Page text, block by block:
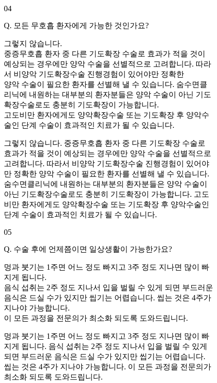
04
Q. 모든 무호흡 환자에게 가능한 것인가요?
그렇지 않습니다.
중증무호흡 환자 중 다른 기도확장 수술로 효과가 적을 것이
예상되는 경우에만 양악 수술을 선별적으로 고려합니다. 따라
서 비양악 기도확장수술 진행경험이 있어야만 정확한
양악 수술이 필요한 환자를 선별해 낼 수 있습니다. 숨수면클
리닉에 내원하는 대부분의 환자분들은 양악 수술이 아닌 기도
확장수술로도 충분히 기도확장이 가능합니다.
고도비만 환자에게도 양악확장수술 또는 기도확장 후 양악수
술인 단계 수술이 효과적인 치료가 될 수 있습니다.
그렇지 않습니다. 중증무호흡 환자 중 다른 기도확장 수술로
효과가 적을 것이 예상되는 경우에만 양악 수술을 선별적으로
고려합니다. 따라서 비양악 기도확장수술 진행경험이 있어야
만 정확한 양악 수술이 필요한 환자를 선별해 낼 수 있습니다.
숨수면클리닉에 내원하는 대부분의 환자분들은 양악 수술이
아닌 기도확장수술로도 충분히 기도확장이 가능합니다. 고도
비만 환자에게도 양악확장수술 또는 기도확장 후 양악수술인
단계 수술이 효과적인 치료가 될 수 있습니다.
05
Q. 수술 후에 언제쯤이면 일상생활이 가능한가요?
멍과 붓기는 1주면 어느 정도 빠지고 3주 정도 지나면 많이 빠
지게 됩니다.
음식 섭취는 2주 정도 지나서 입을 벌릴 수 있게 되면 부드러운
음식은 드실 수가 있지만 씹기는 어렵습니다. 씹는 것은 4주가
지나야 가능합니다.
이 모든 과정을 전문의가 최소화 되도록 도와드립니다.
멍과 붓기는 1주면 어느 정도 빠지고 3주 정도 지나면 많이 빠
지게 됩니다. 음식 섭취는 2주 정도 지나서 입을 벌릴 수 있게
되면 부드러운 음식은 드실 수가 있지만 씹기는 어렵습니다.
씹는 것은 4주가 지나야 가능합니다. 이 모든 과정을 전문의가
최소화 되도록 도와드립니다.